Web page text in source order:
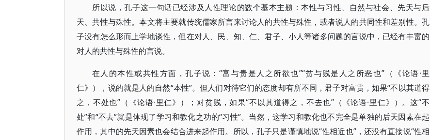
所以说，孔子这一句话已经涉及人性理论的数个基本主题：本性与习性、自然与社会、先天与后
天、共性与殊性。本文将主要就传统儒家所言来讨论人的共性与殊性，或者说人的共同性和差别性。孔
子没有怎么形而上学地谈性，但在对人、民、知、仁、君子、小人等诸多问题的言说中，已经有丰富的
对人的共性与殊性的言说。
在人的本性或共性方面，孔子说：“富与贵是人之所欲也”“贫与贱是人之所恶也”（《论语·里
仁》），说的就是人的自然“本性”。但人们对待它们的态度却有所不同，君子对富贵，如果“不以其道得
之，不处也”（《论语·里仁》）；对贫贱，如果“不以其道得之，不去也”（《论语·里仁》）。这“不
处”和“不去”就是体现了学习和教化之功的“习性”。当然，这学习和教化也不完全是单独的后天因素在起
作用，其中的先天因素也会结合进来起作用。所以，孔子只是谨慎地说“性相近也”，还没有直接说“性相